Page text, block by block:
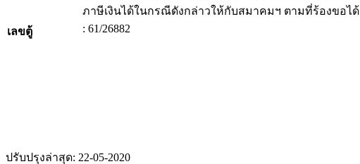
ภาษีเงินได้ในกรณีดังกล่าวให้กับสมาคมฯ ตามที่ร้องขอได้
เลขตู้
: 61/26882
ปรับปรุงล่าสุด: 22-05-2020